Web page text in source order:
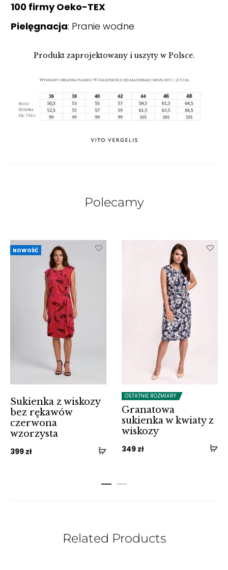
100 firmy Oeko-TEX
Pielęgnacja: Pranie wodne
Produkt zaprojektowany i uszyty w Polsce.
Polecamy
NOWOŚĆ
Sukienka z wiskozy
bez rękawów
czerwona
wzorzysta
399 zł
OSTATNIE ROZMIARY
Granatowa
sukienka w kwiaty z
wiskozy
349 zł
Related Products